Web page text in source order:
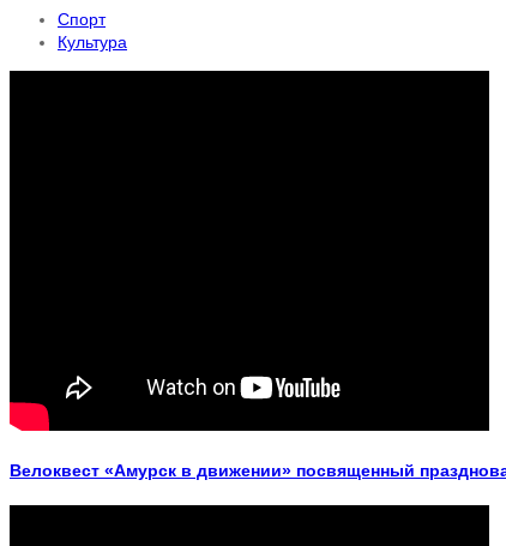
Спорт
Культура
Велоквест «Амурск в движении» посвященный